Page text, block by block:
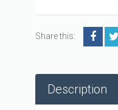
Share this:
Description